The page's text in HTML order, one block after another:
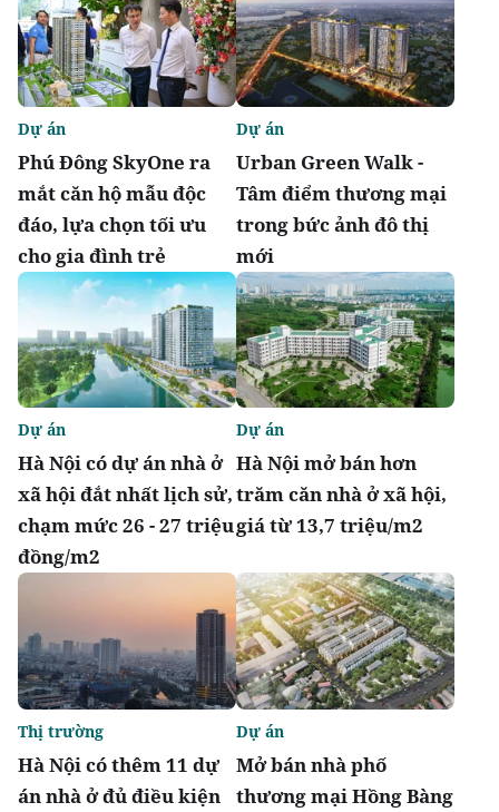
Phú Đông SkyOne ra
mắt căn hộ mẫu độc
đáo, lựa chọn tối ưu
cho gia đình trẻ
Dự án
Urban Green Walk -
Tâm điểm thương mại
trong bức ảnh đô thị
mới
Dự án
Hà Nội có dự án nhà ở
xã hội đắt nhất lịch sử,
chạm mức 26 - 27 triệu
đồng/m2
Dự án
Hà Nội mở bán hơn
trăm căn nhà ở xã hội,
giá từ 13,7 triệu/m2
Dự án
Hà Nội có thêm 11 dự
án nhà ở đủ điều kiện
Thị trường
Mở bán nhà phố
thương mại Hồng Bàng
Dự án